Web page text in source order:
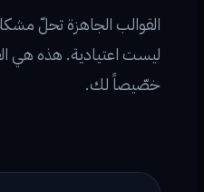
القوالب الجاهزة تحلّ
ليست اعتيادية. هذه هي
خصّيصاً لك.